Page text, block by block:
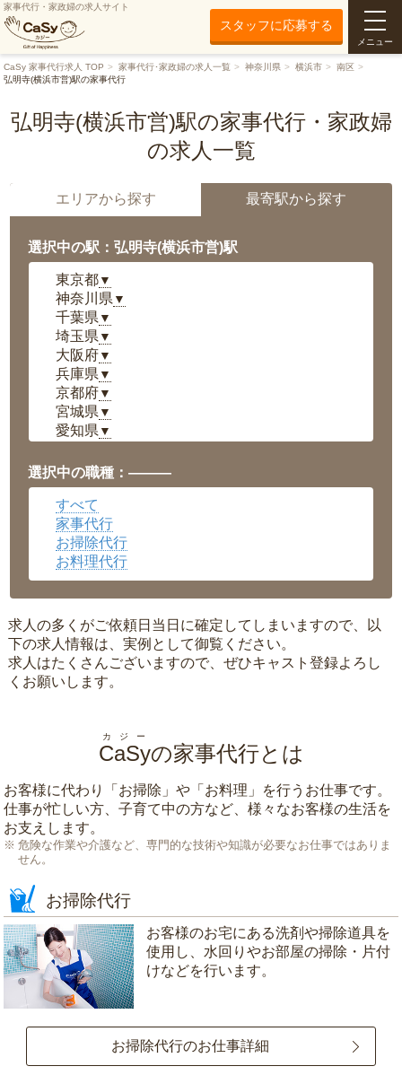
家事代行・家政婦の求人サイト
スタッフに応募する
メニュー
CaSy 家事代行求人 TOP 家事代行･家政婦の求人一覧 神奈川県 横浜市
南区
弘明寺(横浜市営)駅の家事代行
弘明寺(横浜市営)駅の家事代行・家政婦
の求人一覧
エリアから探す 最寄駅から探す
選択中の駅：弘明寺(横浜市営)駅
東京都▼
神奈川県 ▼
千葉県 ▼
埼玉県 ▼
大阪府▼
兵庫県 ▼
京都府▼
宮城県 ▼
愛知県 ▼
岡山県▼
広島県▼
沖縄県
選択中の職種：———
すべて
家事代行
お掃除代行
お料理代行
求人の多くがご依頼日当日に確定してしまいますので、以
下の求人情報は、実例として御覧ください。
求人はたくさんございますので、ぜひキャスト登録よろし
くお願いします。
CaSy
カジー
の家事代行とは
お客様に代わり「 お掃除 」や「 お料理 」を行うお仕事です。
仕事が忙しい方、子育て中の方など、様々なお客様の生活を
お支えします。
危険な作業や介護など、専門的な技術や知識が必要なお仕事ではありま
せん。
お掃除代行
お客様のお宅にある洗剤や掃除道具を
使用し、水回りやお部屋の掃除・片付
けなどを行います。
お掃除代行のお仕事詳細